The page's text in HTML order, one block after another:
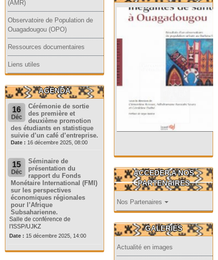
(AMR)
Observatoire de Population de
Ouagadougou (OPO)
Ressources documentaires
Liens utiles
AGENDA
16
Déc
Cérémonie de sortie
des première et
deuxième promotion
des étudiants en statistique
suivie d’un café d’entreprise.
Date : 16 décembre 2025, 08:00
15
Déc
Séminaire de
présentation du
rapport du Fonds
Monétaire International (FMI)
sur les perspectives
économiques régionales
pour l’Afrique
Subsaharienne.
Salle de conférence de
l'ISSP/UJKZ
Date : 15 décembre 2025, 14:00
ACCEDER A NOS
PARTENAIRES
Nos Partenaires
GALERIES
Actualité en images